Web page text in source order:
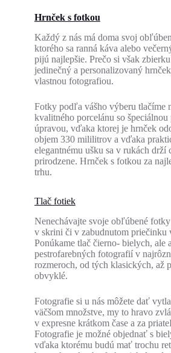
Hrnček s fotkou
Každý z nás má doma svoj
ktorého sa ranná káva alebo
pijú najlepšie. Prečo si však
jedinečný a personalizovaný
vlastnou fotografiou.
Fotky podľa vášho výberu tlačíme
kvalitného porcelánu so
úpravou, vďaka ktorej je hrnček
objem 330 mililitrov a vďaka
elegantnému ušku sa v rukách drží
prirodzene. Hrnček s fotkou za
trhu.
Tlač fotiek
Nenechávajte svoje obľúbené
v skrini či v zabudnutom priečinku
Ponúkame tlač čierno- bielych, ale
pestrofarebných fotografií v
rozmeroch, od tých klasických, až
obvyklé.
Fotografie si u nás môžete dať
väčšom množstve, my to hravo
v expresne krátkom čase a za
Fotografie je možné objednať s
vďaka ktorému budú mať trochu